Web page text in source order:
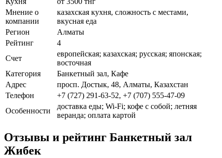
Мнение о
компании
казахская кухня, сложность с местами,
вкусная еда
Регион
Алматы
Рейтинг
4
Счет
европейская; казахская; русская; японская;
восточная
Категория
Банкетный зал, Кафе
Адрес
просп. Достык, 48, Алматы, Казахстан
Телефон
+7 (727) 291-63-52, +7 (707) 555-47-09
Особенности
доставка еды; Wi-Fi; кофе с собой; летняя
веранда; оплата картой
Отзывы и рейтинг Банкетный зал
Жибек